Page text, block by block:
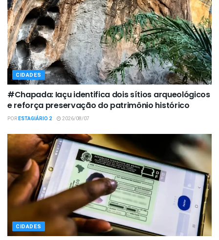
CIDADES
#Chapada: Iaçu identifica dois sítios arqueológicos
e reforça preservação do patrimônio histórico
PORESTAGIÁRIO 2 2026/08/07
CIDADES